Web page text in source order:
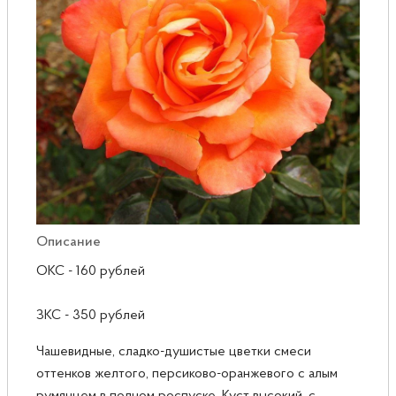
Саженцы плодовые
Сирень
Описание
ОКС - 160 рублей
ЗКС - 350 рублей
Чашевидные, сладко-душистые цветки смеси
оттенков желтого, персиково-оранжевого с алым